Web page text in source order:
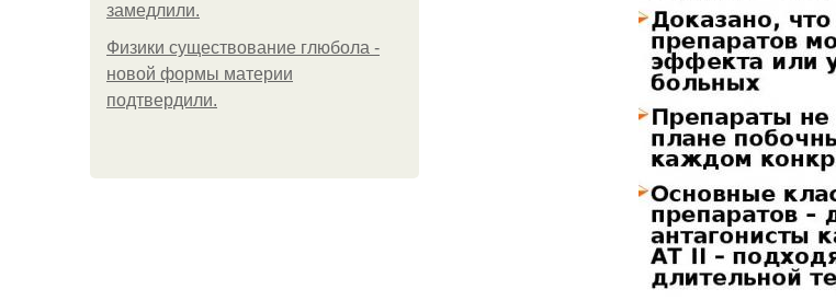
замедлили.
Физики существование глюбола -
новой формы материи
подтвердили.